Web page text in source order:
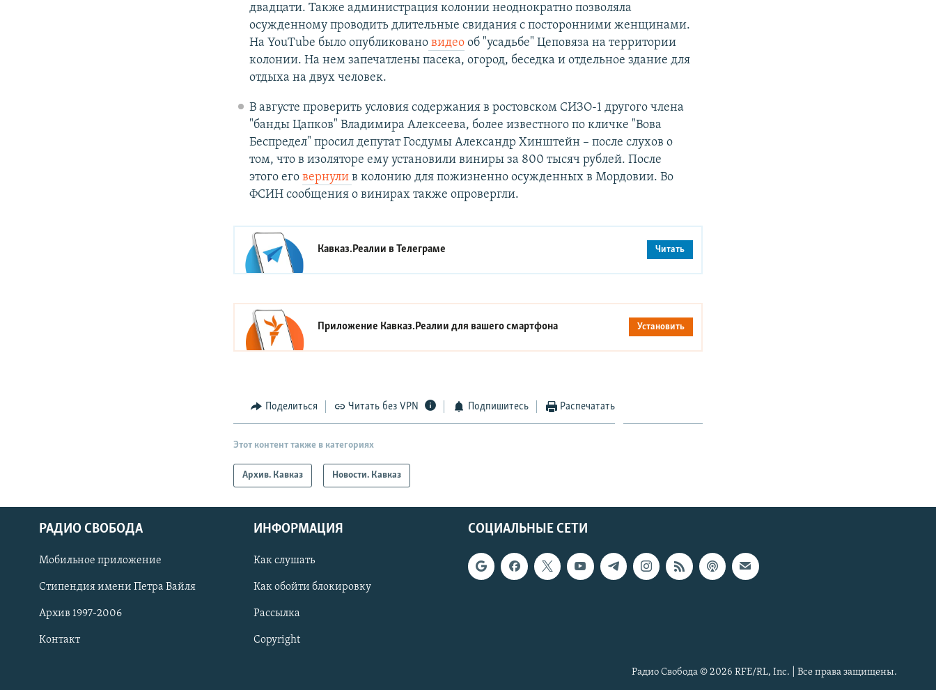
СОЦИАЛЬНЫЕ СЕТИ
двадцати. Также администрация колонии неоднократно позволяла
осужденному проводить длительные свидания с посторонними женщинами.
На YouTube было опубликовановидеооб "усадьбе" Цеповяза на территории
колонии. На нем запечатлены пасека, огород, беседка и отдельное здание для
отдыха на двух человек.
В августе проверить условия содержания в ростовском СИЗО-1 другого члена
"банды Цапков" Владимира Алексеева, более известного по кличке "Вова
Беспредел" просил депутат Госдумы Александр Хинштейн – после слухов о
том, что в изоляторе ему установили виниры за 800 тысяч рублей. После
этого его вернули в колонию для пожизненно осужденных в Мордовии. Во
ФСИН сообщения о винирах также опровергли.
Кавказ.Реалии вТелеграме Читать
Приложение Кавказ.Реалии для вашего смартфона Установить
Поделиться Читать без VPN Подпишитесь Распечатать
Этот контент также в категориях
Архив. Кавказ Новости. Кавказ
СОЦИАЛЬНЫЕ СЕТИ
РАДИО СВОБОДА
Мобильное приложение
Стипендия имени Петра Вайля
Архив 1997-2006
Контакт
ИНФОРМАЦИЯ
Как слушать
Как обойти блокировку
Рассылка
Copyright
Радио Свобода © 2026 RFE/RL, Inc. | Все права защищены.